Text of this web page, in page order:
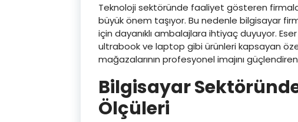
Teknoloji sektöründe faaliyet gösteren
büyük önem taşıyor. Bu nedenle bilgisayar
için dayanıklı ambalajlara ihtiyaç duyuyor.
ultrabook ve laptop gibi ürünleri kapsayan
mağazalarının profesyonel imajını
Bilgisayar
Ölçüleri